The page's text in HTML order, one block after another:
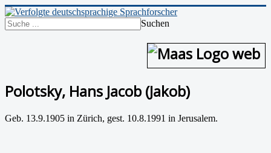
Suchen
Polotsky, Hans Jacob (Jakob)
Geb. 13.9.1905 in Zürich, gest. 10.8.1991 in Jerusalem.